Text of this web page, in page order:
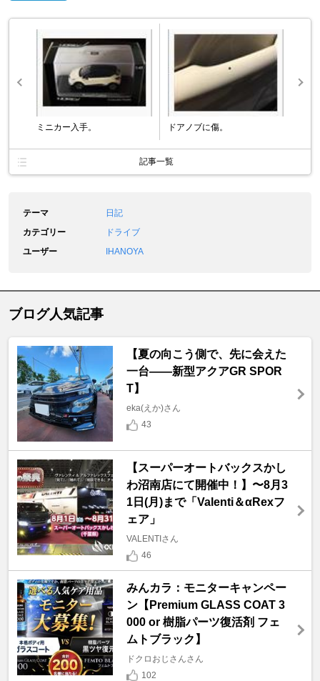
ミニカー入手。 ドアノブに傷。
記事一覧
テーマ
日記
カテゴリー
ドライブ
ユーザー
IHANOYA
ブログ人気記事
【夏の向こう側で、先に会えた
一台――新型アクアGR SPOR
T】
eka(えか)さん
43
【スーパーオートバックスかし
わ沼南店にて開催中！】〜8月3
1日(月)まで「Valenti＆αRexフ
ェア」
VALENTIさん
46
みんカラ：モニターキャンペー
ン【Premium GLASS COAT 3
000 or 樹脂パーツ復活剤 フェ
ムトブラック】
ドクロおじさんさん
102